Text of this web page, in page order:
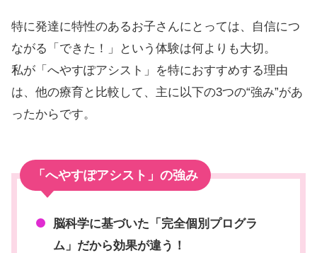
特に発達に特性のあるお子さんにとっては、自信につ
ながる「できた！」という体験は何よりも大切。
私が「へやすぽアシスト」を特におすすめする理由
は、他の療育と比較して、主に以下の3つの“強み”があ
ったからです。
「へやすぽアシスト」の強み
脳科学に基づいた「完全個別プログラ
ム」だから効果が違う！